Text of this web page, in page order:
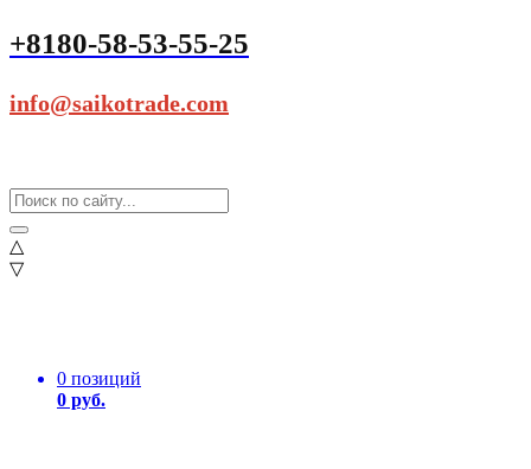
+8180-58-53-55-25
info@saikotrade.com
△
▽
0 позиций
0 руб.